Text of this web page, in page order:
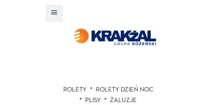
ROLETY
ROLETY DZIEŃ NOC
PLISY
ŻALUZJE